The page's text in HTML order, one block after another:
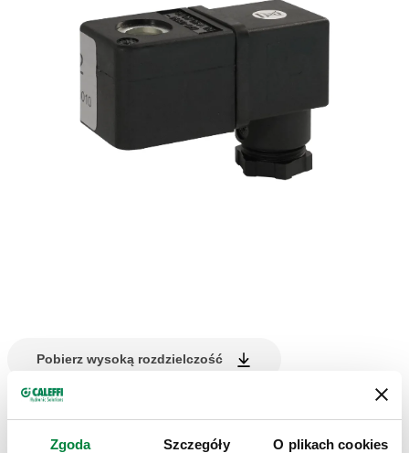
Zgoda Szczegóły O plikach cookies
Pobierz wysoką rozdzielczość
Udostępnij